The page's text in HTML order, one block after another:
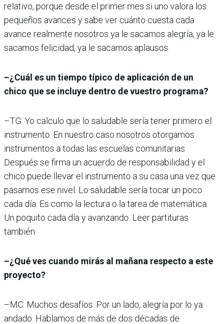
relativo, porque desde el primer mes si uno valora los
pequeños avances y sabe ver cuánto cuesta cada
avance realmente nosotros ya le sacamos alegría, ya le
sacamos felicidad, ya le sacamos aplausos.
–¿Cuál es un tiempo típico de aplicación de un
chico que se incluye dentro de vuestro programa?
–TG: Yo calculo que lo saludable sería tener primero el
instrumento. En nuestro caso nosotros otorgamos
instrumentos a todas las escuelas comunitarias.
Después se firma un acuerdo de responsabilidad y el
chico puede llevar el instrumento a su casa una vez que
pasamos ese nivel. Lo saludable sería tocar un poco
cada día. Es como la lectura o la tarea de matemática.
Un poquito cada día y avanzando. Leer partituras
también.
–¿Qué ves cuando mirás al mañana respecto a este
proyecto?
–MC: Muchos desafíos. Por un lado, alegría por lo ya
andado. Hablamos de más de dos décadas de